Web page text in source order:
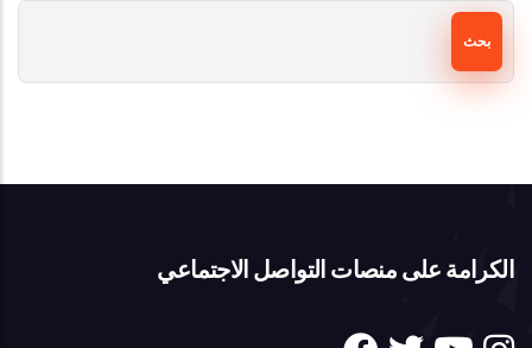
الكرامة على منصات التواصل الاجتماعي